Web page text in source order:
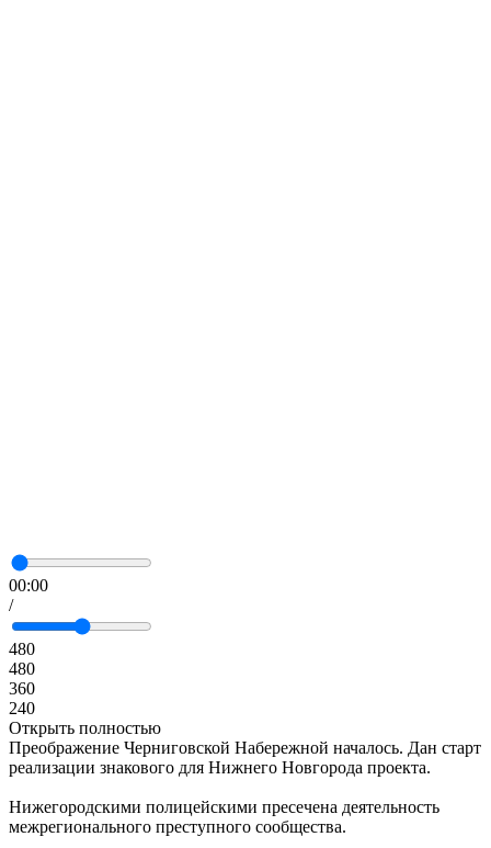
00:00
/
480
480
360
240
Открыть полностью
Преображение Черниговской Набережной началось. Дан старт
реализации знакового для Нижнего Новгорода проекта.
Нижегородскими полицейскими пресечена деятельность
межрегионального преступного сообщества.